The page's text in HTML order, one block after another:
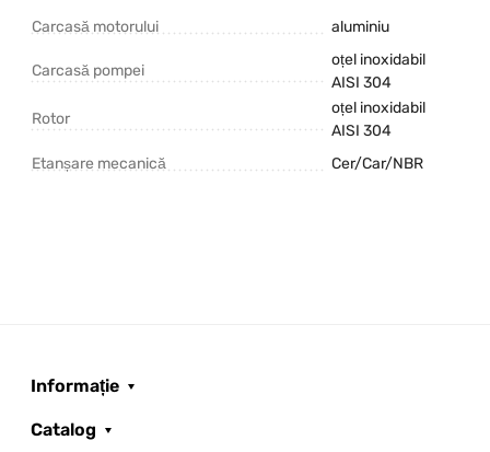
Carcasă motorului aluminiu
Carcasă pompei
oțel inoxidabil
AISI 304
Rotor
oțel inoxidabil
AISI 304
Etanșare mecanică
Cer/Car/NBR
Informație
Catalog